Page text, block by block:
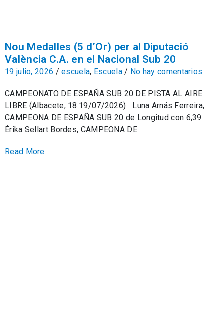
Nou Medalles (5 d’Or) per al Diputació
València C.A. en el Nacional Sub 20
19 julio, 2026 / escuela, Escuela / No hay comentarios
CAMPEONATO DE ESPAÑA SUB 20 DE PISTA AL AIRE
LIBRE (Albacete, 18.19/07/2026) Luna Arnás Ferreira,
CAMPEONA DE ESPAÑA SUB 20 de Longitud con 6,39
Érika Sellart Bordes, CAMPEONA DE
Read More